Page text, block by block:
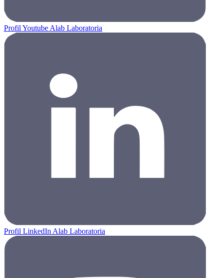
Profil Youtube Alab Laboratoria
Profil LinkedIn Alab Laboratoria